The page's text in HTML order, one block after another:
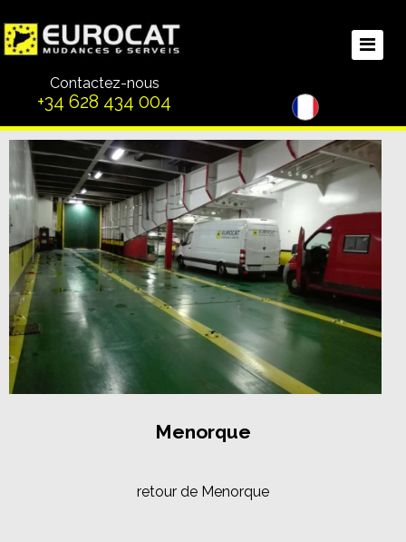
Contactez-nous
+34 628 434 004
Menorque
retour de Menorque